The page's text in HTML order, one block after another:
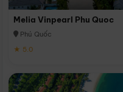
Melia Vinpearl Phu Quoc
Phú Quốc
★ 5.0